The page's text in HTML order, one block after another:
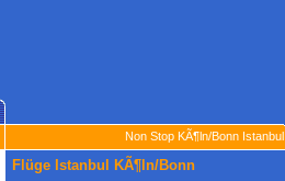
Non Stop KÃ¶ln/Bonn Istanbul
Flüge Istanbul KÃ¶ln/Bonn